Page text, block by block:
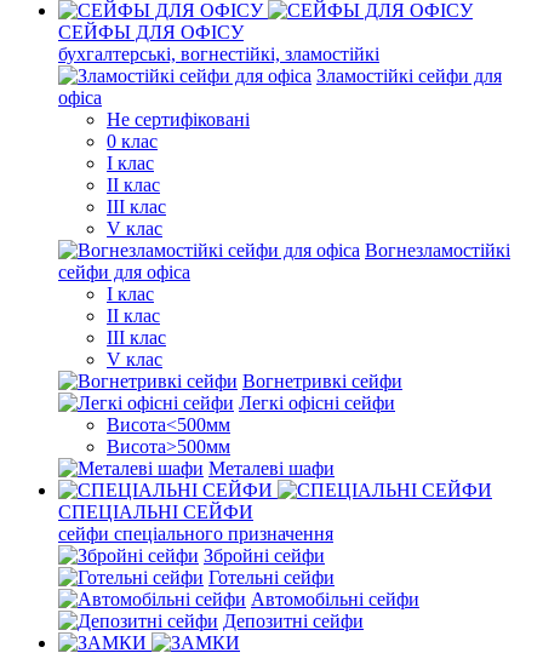
СЕЙФЫ ДЛЯ ОФІСУ
бухгалтерські, вогнестійкі, зламостійкі
Зламостійкі сейфи для
офіса
Не сертифіковані
0 клас
I клас
II клас
III клас
V клас
Вогнезламостійкі
сейфи для офіса
I клас
II клас
III клас
V клас
Вогнетривкі сейфи
Легкі офісні сейфи
Висота<500мм
Висота>500мм
Металеві шафи
СПЕЦІАЛЬНІ СЕЙФИ
сейфи спеціального призначення
Збройні сейфи
Готельні сейфи
Автомобільні сейфи
Депозитні сейфи